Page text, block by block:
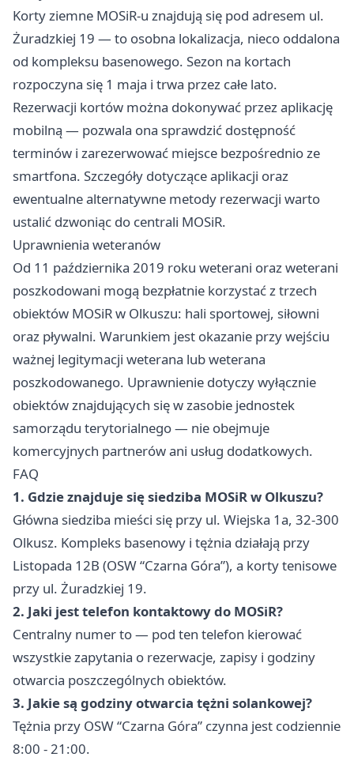
Korty ziemne MOSiR-u znajdują się pod adresem ul.
Żuradzkiej 19 — to osobna lokalizacja, nieco oddalona
od kompleksu basenowego. Sezon na kortach
rozpoczyna się 1 maja i trwa przez całe lato.
Rezerwacji kortów można dokonywać przez aplikację
mobilną — pozwala ona sprawdzić dostępność
terminów i zarezerwować miejsce bezpośrednio ze
smartfona. Szczegóły dotyczące aplikacji oraz
ewentualne alternatywne metody rezerwacji warto
ustalić dzwoniąc do centrali MOSiR.
Uprawnienia weteranów
Od 11 października 2019 roku weterani oraz weterani
poszkodowani mogą bezpłatnie korzystać z trzech
obiektów MOSiR w Olkuszu: hali sportowej, siłowni
oraz pływalni. Warunkiem jest okazanie przy wejściu
ważnej legitymacji weterana lub weterana
poszkodowanego. Uprawnienie dotyczy wyłącznie
obiektów znajdujących się w zasobie jednostek
samorządu terytorialnego — nie obejmuje
komercyjnych partnerów ani usług dodatkowych.
FAQ
1. Gdzie znajduje się siedziba MOSiR w Olkuszu?
Główna siedziba mieści się przy ul. Wiejska 1a, 32-300
Olkusz. Kompleks basenowy i tężnia działają przy
Listopada 12B (OSW “Czarna Góra”), a korty tenisowe
przy ul. Żuradzkiej 19.
2. Jaki jest telefon kontaktowy do MOSiR?
Centralny numer to — pod ten telefon kierować
wszystkie zapytania o rezerwacje, zapisy i godziny
otwarcia poszczególnych obiektów.
3. Jakie są godziny otwarcia tężni solankowej?
Tężnia przy OSW “Czarna Góra” czynna jest codziennie
8:00 - 21:00.